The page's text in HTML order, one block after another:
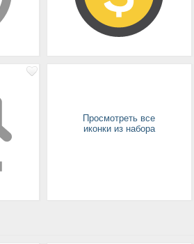
Просмотреть все
иконки из набора